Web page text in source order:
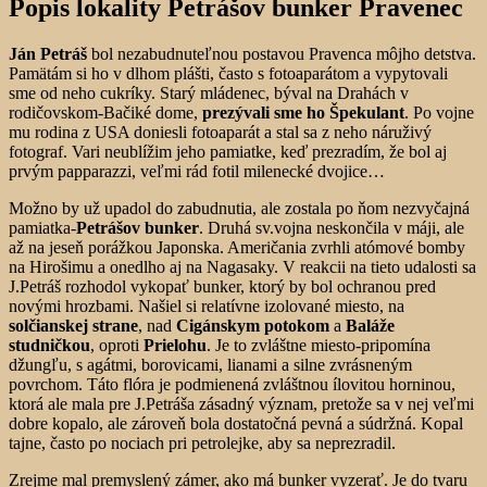
Popis lokality Petrášov bunker Pravenec
Ján Petráš bol nezabudnuteľnou postavou Pravenca môjho detstva.
Pamätám si ho v dlhom plášti, často s fotoaparátom a vypytovali
sme od neho cukríky. Starý mládenec, býval na Drahách v
rodičovskom-Bačiké dome, prezývali sme ho Špekulant. Po vojne
mu rodina z USA doniesli fotoaparát a stal sa z neho náruživý
fotograf. Vari neublížim jeho pamiatke, keď prezradím, že bol aj
prvým papparazzi, veľmi rád fotil milenecké dvojice…
Možno by už upadol do zabudnutia, ale zostala po ňom nezvyčajná
pamiatka-Petrášov bunker. Druhá sv.vojna neskončila v máji, ale
až na jeseň porážkou Japonska. Američania zvrhli atómové bomby
na Hirošimu a onedlho aj na Nagasaky. V reakcii na tieto udalosti sa
J.Petráš rozhodol vykopať bunker, ktorý by bol ochranou pred
novými hrozbami. Našiel si relatívne izolované miesto, na
solčianskej strane, nad Cigánskym potokom a Baláže
studničkou, oproti Prielohu. Je to zvláštne miesto-pripomína
džungľu, s agátmi, borovicami, lianami a silne zvrásneným
povrchom. Táto flóra je podmienená zvláštnou ílovitou horninou,
ktorá ale mala pre J.Petráša zásadný význam, pretože sa v nej veľmi
dobre kopalo, ale zároveň bola dostatočná pevná a súdržná. Kopal
tajne, často po nociach pri petrolejke, aby sa neprezradil.
Zrejme mal premyslený zámer, ako má bunker vyzerať. Je do tvaru